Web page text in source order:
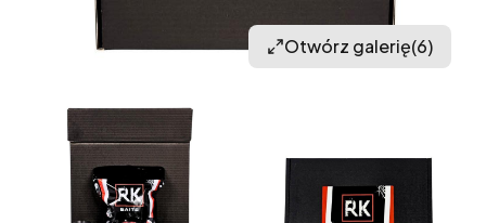
Otwórz galerię(6)